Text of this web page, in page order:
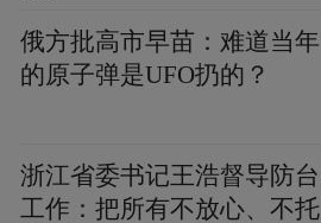
俄方批高市早苗：难道当年
的原子弹是UFO扔的？
浙江省委书记王浩督导防台
工作：把所有不放心、不托